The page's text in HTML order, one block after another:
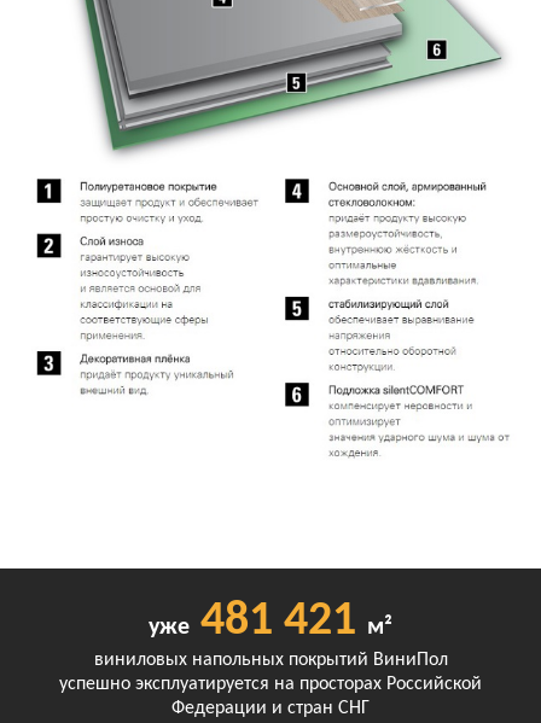
уже 481 421 м²
виниловых напольных покрытий ВиниПол
успешно эксплуатируется на просторах Российской
Федерации и стран СНГ